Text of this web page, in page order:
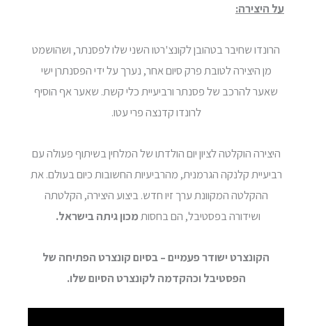
על היצירה:
הרונדו שחיבר בטהובן לקונצ'רטו השני שלו לפסנתר, ושהושמט
מן היצירה לטובת פרק סיום אחר, נערך על ידי הפסנתרן ישי
שאער להרכב של פסנתר ורביעיית כלי קשת. שאער אף הוסיף
לרונדו קדנצה פרי עטו.
היצירה הוקלטה לציון יום הולדתו של המלחין בשיתוף פעולה עם
רביעיית קלנקה הגרמנית, מהרביעיות החשובות כיום בעולם. את
ההקלטה המקוונת ערך זיו חדש. ביצוע היצירה, הקלטתה
ושידורה בפסטיבל, הם בחסותמכון גיתה בישראל.
הקונצרט ישודר פעמיים – בסיום קונצרט הפתיחה של
הפסטיבל וכהקדמה לקונצרט הסיום שלו.